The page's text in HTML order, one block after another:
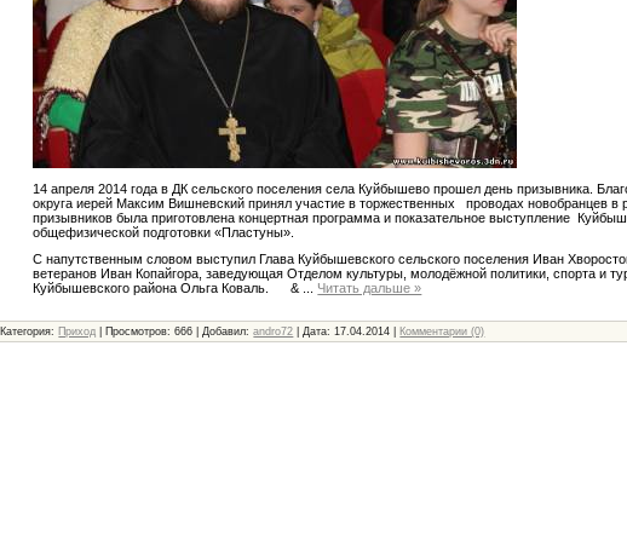
14 апреля 2014 года в ДК сельского поселения села Куйбышево прошел день призывника.
округа иерей Максим Вишневский принял участие в торжественных проводах новобранцев
призывников была приготовлена концертная программа и показательное выступление
общефизической подготовки «Пластуны».
С напутственным словом выступил Глава Куйбышевского сельского поселения Иван
ветеранов Иван Копайгора, заведующая Отделом культуры, молодёжной политики, спорта и
Куйбышевского района Ольга Коваль. &
Читать дальше »
Категория: Приход | Просмотров: 666 | Добавил:andro72 | Дата:17.04.2014 Комментарии (0)